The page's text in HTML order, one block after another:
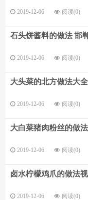
2019-12-06 阅读(0)
石头饼酱料的做法 邯
2019-12-06 阅读(0)
大头菜的北方做法大
2019-12-06 阅读(0)
大白菜猪肉粉丝的做
2019-12-06 阅读(0)
卤水柠檬鸡爪的做法
2019-12-06 阅读(0)